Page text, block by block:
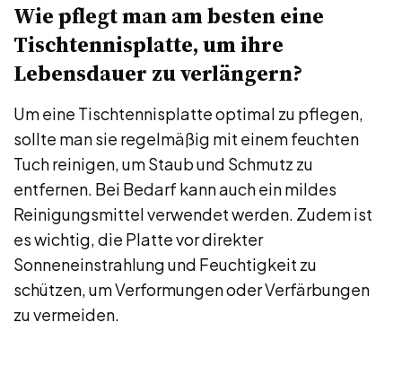
Wie pflegt man am besten eine
Tischtennisplatte, um ihre
Lebensdauer zu verlängern?
Um eine Tischtennisplatte optimal zu pflegen,
sollte man sie regelmäßig mit einem feuchten
Tuch reinigen, um Staub und Schmutz zu
entfernen. Bei Bedarf kann auch ein mildes
Reinigungsmittel verwendet werden. Zudem ist
es wichtig, die Platte vor direkter
Sonneneinstrahlung und Feuchtigkeit zu
schützen, um Verformungen oder Verfärbungen
zu vermeiden.